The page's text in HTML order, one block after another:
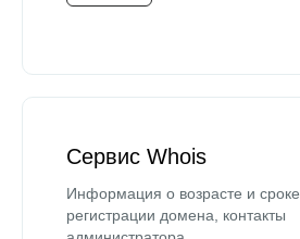
Сервис Whois
Информация о возрасте и сроке
регистрации домена, контакты